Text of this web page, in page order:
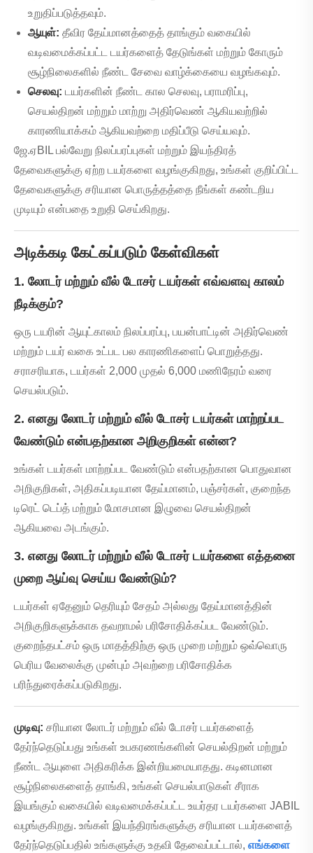
உறுதிப்படுத்தவும்.
ஆயுள்: தீவிர தேய்மானத்தைத் தாங்கும் வகையில்
வடிவமைக்கப்பட்ட டயர்களைத் தேடுங்கள் மற்றும் கோரும்
சூழ்நிலைகளில் நீண்ட சேவை வாழ்க்கையை வழங்கவும்.
செலவு: டயர்களின் நீண்ட கால செலவு, பராமரிப்பு,
செயல்திறன் மற்றும் மாற்று அதிர்வெண் ஆகியவற்றில்
காரணியாக்கம் ஆகியவற்றை மதிப்பீடு செய்யவும்.
ஜே.ஏBIL பல்வேறு நிலப்பரப்புகள் மற்றும் இயந்திரத்
தேவைகளுக்கு ஏற்ற டயர்களை வழங்குகிறது, உங்கள் குறிப்பிட்ட
தேவைகளுக்கு சரியான பொருத்தத்தை நீங்கள் கண்டறிய
முடியும் என்பதை உறுதி செய்கிறது.
அடிக்கடி கேட்கப்படும் கேள்விகள்
1. லோடர் மற்றும் வீல் டோசர் டயர்கள் எவ்வளவு காலம்
நீடிக்கும்?
ஒரு டயரின் ஆயுட்காலம் நிலப்பரப்பு, பயன்பாட்டின் அதிர்வெண்
மற்றும் டயர் வகை உட்பட பல காரணிகளைப் பொறுத்தது.
சராசரியாக, டயர்கள் 2,000 முதல் 6,000 மணிநேரம் வரை
செயல்படும்.
2. எனது லோடர் மற்றும் வீல் டோசர் டயர்கள் மாற்றப்பட
வேண்டும் என்பதற்கான அறிகுறிகள் என்ன?
உங்கள் டயர்கள் மாற்றப்பட வேண்டும் என்பதற்கான பொதுவான
அறிகுறிகள், அதிகப்படியான தேய்மானம், பஞ்சர்கள், குறைந்த
டிரெட் டெப்த் மற்றும் மோசமான இழுவை செயல்திறன்
ஆகியவை அடங்கும்.
3. எனது லோடர் மற்றும் வீல் டோசர் டயர்களை எத்தனை
முறை ஆய்வு செய்ய வேண்டும்?
டயர்கள் ஏதேனும் தெரியும் சேதம் அல்லது தேய்மானத்தின்
அறிகுறிகளுக்காக தவறாமல் பரிசோதிக்கப்பட வேண்டும்.
குறைந்தபட்சம் ஒரு மாதத்திற்கு ஒரு முறை மற்றும் ஒவ்வொரு
பெரிய வேலைக்கு முன்பும் அவற்றை பரிசோதிக்க
பரிந்துரைக்கப்படுகிறது.
முடிவு: சரியான லோடர் மற்றும் வீல் டோசர் டயர்களைத்
தேர்ந்தெடுப்பது உங்கள் உபகரணங்களின் செயல்திறன் மற்றும்
நீண்ட ஆயுளை அதிகரிக்க இன்றியமையாதது. கடினமான
சூழ்நிலைகளைத் தாங்கி, உங்கள் செயல்பாடுகள் சீராக
இயங்கும் வகையில் வடிவமைக்கப்பட்ட உயர்தர டயர்களை JABIL
வழங்குகிறது. உங்கள் இயந்திரங்களுக்கு சரியான டயர்களைத்
தேர்ந்தெடுப்பதில் உங்களுக்கு உதவி தேவைப்பட்டால், எங்களை